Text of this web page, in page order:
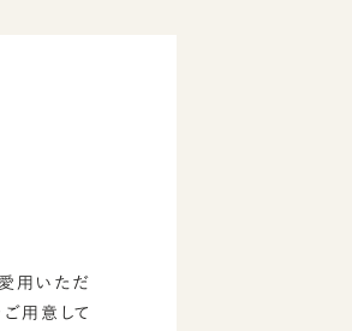
用いただ
用意して